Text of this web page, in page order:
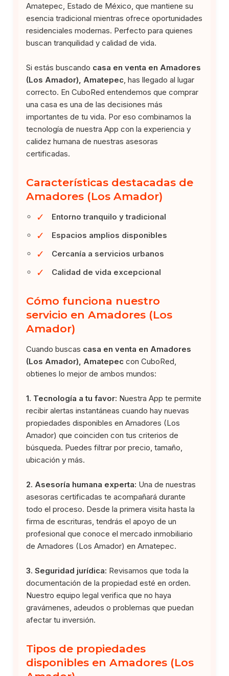
Amatepec, Estado de México, que mantiene su
esencia tradicional mientras ofrece oportunidades
residenciales modernas. Perfecto para quienes
buscan tranquilidad y calidad de vida.
Si estás buscando casa en venta en Amadores
(Los Amador), Amatepec , has llegado al lugar
correcto. En CuboRed entendemos que comprar
una casa es una de las decisiones más
importantes de tu vida. Por eso combinamos la
tecnología de nuestra App con la experiencia y
calidez humana de nuestras asesoras
certificadas.
Características destacadas de
Amadores (Los Amador)
✓ Entorno tranquilo y tradicional
✓ Espacios amplios disponibles
✓ Cercanía a servicios urbanos
✓ Calidad de vida excepcional
Cómo funciona nuestro
servicio en Amadores (Los
Amador)
Cuando buscas casa en venta en Amadores
(Los Amador), Amatepec con CuboRed,
obtienes lo mejor de ambos mundos:
1. Tecnología a tu favor: Nuestra App te permite
recibir alertas instantáneas cuando hay nuevas
propiedades disponibles en Amadores (Los
Amador) que coinciden con tus criterios de
búsqueda. Puedes filtrar por precio, tamaño,
ubicación y más.
2. Asesoría humana experta: Una de nuestras
asesoras certificadas te acompañará durante
todo el proceso. Desde la primera visita hasta la
firma de escrituras, tendrás el apoyo de un
profesional que conoce el mercado inmobiliario
de Amadores (Los Amador) en Amatepec.
3. Seguridad jurídica: Revisamos que toda la
documentación de la propiedad esté en orden.
Nuestro equipo legal verifica que no haya
gravámenes, adeudos o problemas que puedan
afectar tu inversión.
Tipos de propiedades
disponibles en Amadores (Los